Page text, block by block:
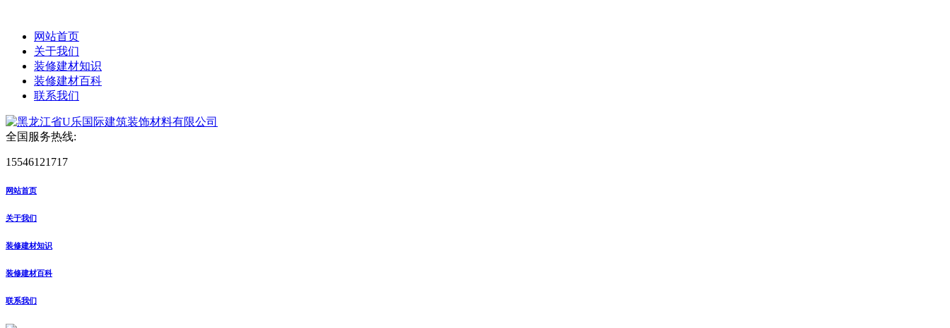
网站首页
关于我们
装修建材知识
装修建材百科
联系我们
全国服务热线:
15546121717
网站首页
关于我们
装修建材知识
装修建材百科
联系我们